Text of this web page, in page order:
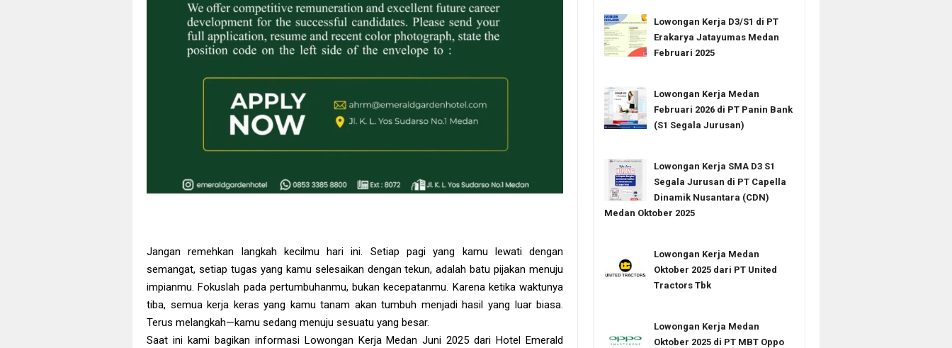
Jangan remehkan langkah kecilmu hari ini. Setiap pagi yang kamu lewati dengan
semangat, setiap tugas yang kamu selesaikan dengan tekun, adalah batu pijakan menuju
impianmu. Fokuslah pada pertumbuhanmu, bukan kecepatanmu. Karena ketika waktunya
tiba, semua kerja keras yang kamu tanam akan tumbuh menjadi hasil yang luar biasa.
Terus melangkah—kamu sedang menuju sesuatu yang besar.
Saat ini kami bagikan informasi Lowongan Kerja Medan Juni 2025 dari Hotel Emerald
Lowongan Kerja D3/S1 di PT
Erakarya Jatayumas Medan
Februari 2025
Lowongan Kerja Medan
Februari 2026 di PT Panin Bank
(S1 Segala Jurusan)
Lowongan Kerja SMA D3 S1
Segala Jurusan di PT Capella
Dinamik Nusantara (CDN)
Medan Oktober 2025
Lowongan Kerja Medan
Oktober 2025 dari PT United
Tractors Tbk
Lowongan Kerja Medan
Oktober 2025 di PT MBT Oppo